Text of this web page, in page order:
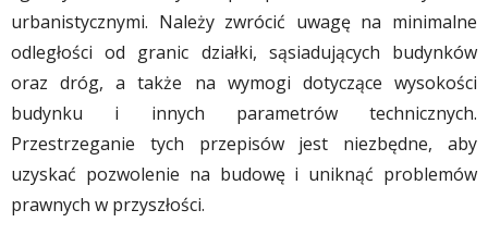
urbanistycznymi. Należy zwrócić uwagę na minimalne
odległości od granic działki, sąsiadujących budynków
oraz dróg, a także na wymogi dotyczące wysokości
budynku i innych parametrów technicznych.
Przestrzeganie tych przepisów jest niezbędne, aby
uzyskać pozwolenie na budowę i uniknąć problemów
prawnych w przyszłości.